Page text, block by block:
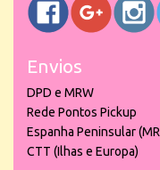
Envios
DPD e MRW
Rede Pontos Pickup
Espanha Peninsular
CTT (Ilhas e Europa)